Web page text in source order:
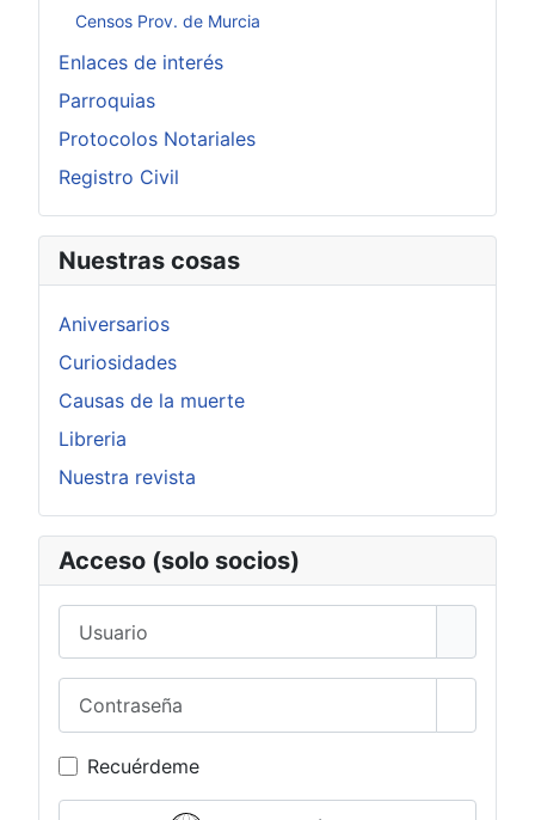
Censos Prov. de Murcia
Enlaces de interés
Parroquias
Protocolos Notariales
Registro Civil
Nuestras cosas
Aniversarios
Curiosidades
Causas de la muerte
Libreria
Nuestra revista
Acceso (solo socios)
Recuérdeme